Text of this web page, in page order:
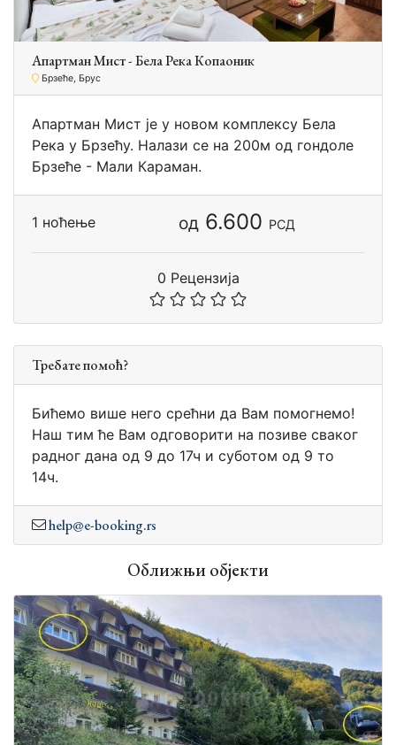
Апартман Мист - Бела Река Копаоник
Брзеће, Брус
Апартман Мист је у новом комплексу Бела
Река у Брзећу. Налази се на 200м од гондоле
Брзеће - Мали Караман.
1 ноћење од 6.600 РСД
0 Рецензија
Требате помоћ?
Бићемо више него срећни да Вам помогнемо!
Наш тим ће Вам одговорити на позиве сваког
радног дана од 9 до 17ч и суботом од 9 то
14ч.
help@e-booking.rs
Оближњи објекти